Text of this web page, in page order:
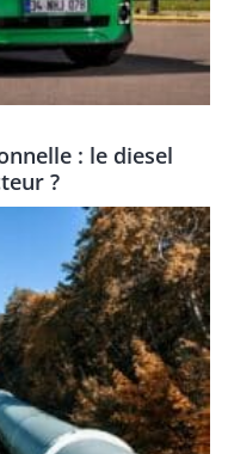
: le diesel
?